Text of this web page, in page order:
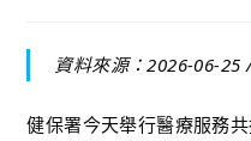
資料來源：2026-06-25
健保署今天舉行醫療服務